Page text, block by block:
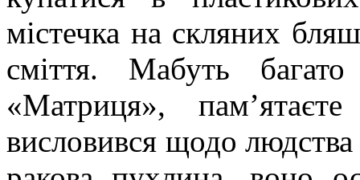
містечка на скляних
сміття. Мабуть
«Матриця»,
висловився щодо